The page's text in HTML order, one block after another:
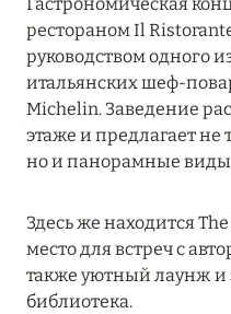
Подробнее
27 сентября 2024
HÔTEL BARRIÈRE
Подробнее
27 сентября 2024
HÔTEL BARRIÈRE
рестораном Il
руководством одного
итальянских шеф-
Michelin. Заведение
этаже и предлагает
но и панорамные
Здесь же находится
место для встреч с
также уютный лаунж и
библиотека.